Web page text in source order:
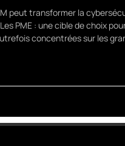
peut transformer la
PME : une cible de choix
concentrées sur les